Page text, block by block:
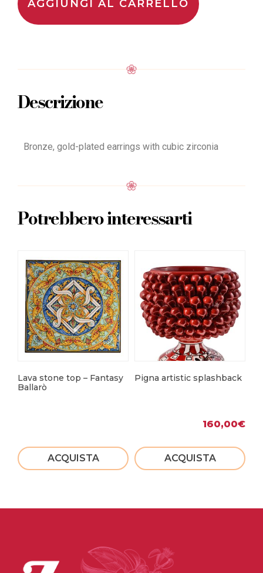
AGGIUNGI AL CARRELLO
Descrizione
Bronze, gold-plated earrings with cubic zirconia
Potrebbero interessarti
Lava stone top – Fantasy
Ballarò
ACQUISTA
Pigna artistic splashback
160,00€
ACQUISTA